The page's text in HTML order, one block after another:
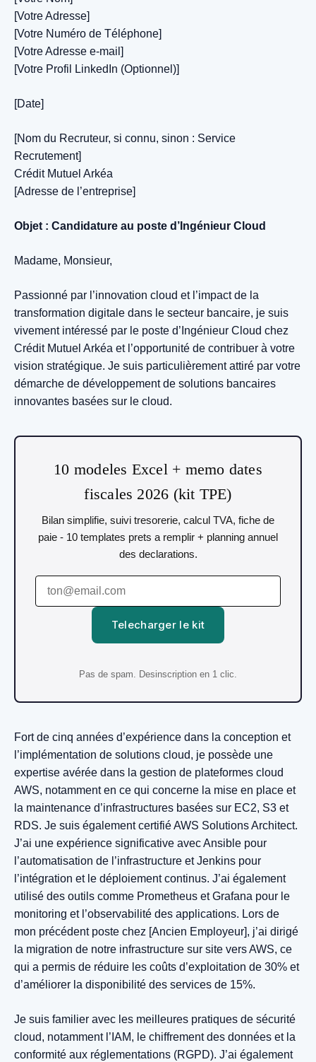
[Votre Adresse]
[Votre Numéro de Téléphone]
[Votre Adresse e-mail]
[Votre Profil LinkedIn (Optionnel)]
[Date]
[Nom du Recruteur, si connu, sinon : Service
Recrutement]
Crédit Mutuel Arkéa
[Adresse de l’entreprise]
Objet : Candidature au poste d’Ingénieur Cloud
Madame, Monsieur,
Passionné par l’innovation cloud et l’impact de la
transformation digitale dans le secteur bancaire, je suis
vivement intéressé par le poste d’Ingénieur Cloud chez
Crédit Mutuel Arkéa et l’opportunité de contribuer à votre
vision stratégique. Je suis particulièrement attiré par votre
démarche de développement de solutions bancaires
innovantes basées sur le cloud.
10 modeles Excel + memo dates
fiscales 2026 (kit TPE)
Bilan simplifie, suivi tresorerie, calcul TVA, fiche de
paie - 10 templates prets a remplir + planning annuel
des declarations.
Telecharger le kit
Pas de spam. Desinscription en 1 clic.
Fort de cinq années d’expérience dans la conception et
l’implémentation de solutions cloud, je possède une
expertise avérée dans la gestion de plateformes cloud
AWS, notamment en ce qui concerne la mise en place et
la maintenance d’infrastructures basées sur EC2, S3 et
RDS. Je suis également certifié AWS Solutions Architect.
J’ai une expérience significative avec Ansible pour
l’automatisation de l’infrastructure et Jenkins pour
l’intégration et le déploiement continus. J’ai également
utilisé des outils comme Prometheus et Grafana pour le
monitoring et l’observabilité des applications. Lors de
mon précédent poste chez [Ancien Employeur], j’ai dirigé
la migration de notre infrastructure sur site vers AWS, ce
qui a permis de réduire les coûts d’exploitation de 30% et
d’améliorer la disponibilité des services de 15%.
Je suis familier avec les meilleures pratiques de sécurité
cloud, notamment l’IAM, le chiffrement des données et la
conformité aux réglementations (RGPD). J’ai également